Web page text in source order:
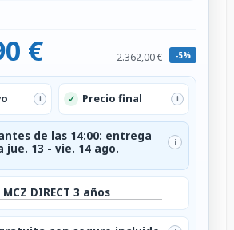
€ 2.362,00 € -5%
i ✓ Precio final i
de las 14:00: entrega
jue. 13 - vie. 14 ago.
i
DIRECT 3 años